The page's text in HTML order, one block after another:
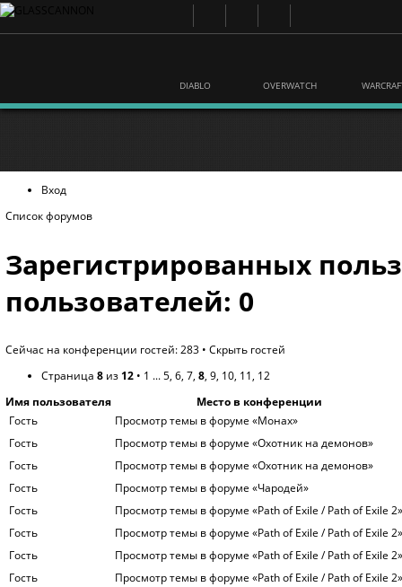
DIABLO OVERWATCH
Вход
Список форумов
Зарегистрированных
пользователей: 0
Сейчас на конференции гостей: 283 • Скрыть гостей
Страница 8 из 12 • 1 ...5, 6, 7, 8, 9, 10, 11, 12
Имя пользователя
Место в конференции
Гость
Просмотр темы в форуме «Монах»
Гость
Просмотр темы в форуме «Охотник на демонов»
Гость
Просмотр темы в форуме «Охотник на демонов»
Гость
Просмотр темы в форуме «Чародей»
Гость
Просмотр темы в форуме «Path of Exile / Path of Exile 2»
Гость
Просмотр темы в форуме «Path of Exile / Path of Exile 2»
Гость
Просмотр темы в форуме «Path of Exile / Path of Exile 2»
Гость
Просмотр темы в форуме «Path of Exile / Path of Exile 2»